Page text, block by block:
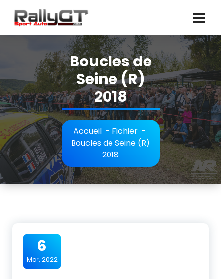
contenu
Boucles de
Seine (R)
2018
Accueil- Fichier-
Boucles de Seine (R)
2018
6
Mar, 2022